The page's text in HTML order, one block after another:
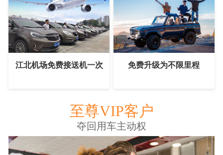
江北机场免费接送机一次 免费升级为不限里程
至尊VIP客户
夺回用车主动权